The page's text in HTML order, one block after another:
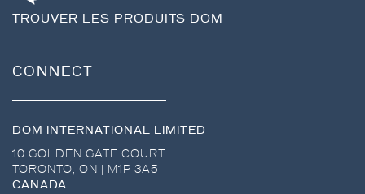
TROUVER LES PRODUITS DOM
CONNECT
DOM INTERNATIONAL LIMITED
10 GOLDEN GATE COURT
TORONTO, ON
M1P 3A5
CANADA